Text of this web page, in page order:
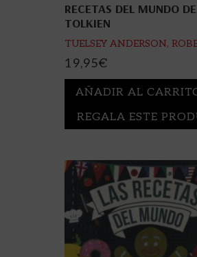
RECETAS DEL MUNDO DE
TOLKIEN
TUELSEY ANDERSON,
19,95€
AÑADIR AL
REGALA ESTE